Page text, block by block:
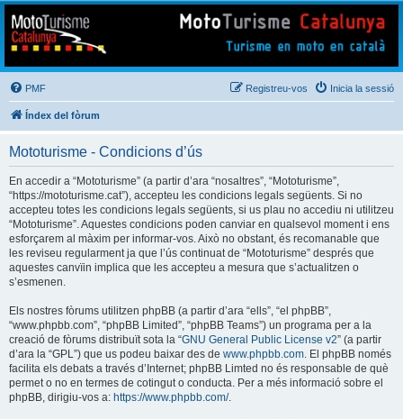
Mototurisme
Turisme en moto en català
PMF Inicia la sessió
Registreu-vos
Índex del fòrum
Mototurisme - Condicions d’ús
En accedir a “Mototurisme” (a partir d’ara “nosaltres”, “Mototurisme”,
“https://mototurisme.cat”), accepteu les condicions legals següents. Si no
accepteu totes les condicions legals següents, si us plau no accediu ni utilitzeu
“Mototurisme”. Aquestes condicions poden canviar en qualsevol moment i ens
esforçarem al màxim per informar-vos. Això no obstant, és recomanable que
les reviseu regularment ja que l’ús continuat de “Mototurisme” després que
aquestes canvïin implica que les accepteu a mesura que s’actualitzen o
s’esmenen.
Els nostres fòrums utilitzen phpBB (a partir d’ara “ells”, “el phpBB”,
“www.phpbb.com”, “phpBB Limited”, “phpBB Teams”) un programa per a la
creació de fòrums distribuït sota la “GNU General Public License v2” (a partir
d’ara la “GPL”) que us podeu baixar des de www.phpbb.com. El phpBB només
facilita els debats a través d’Internet; phpBB Limted no és responsable de què
permet o no en termes de cotingut o conducta. Per a més informació sobre el
phpBB, dirigiu-vos a: https://www.phpbb.com/.